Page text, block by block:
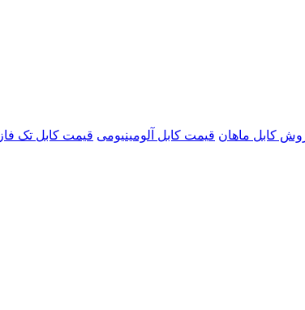
کابل ماهان قیمت کابل آلومینیومی قیمت کابل تک فاز